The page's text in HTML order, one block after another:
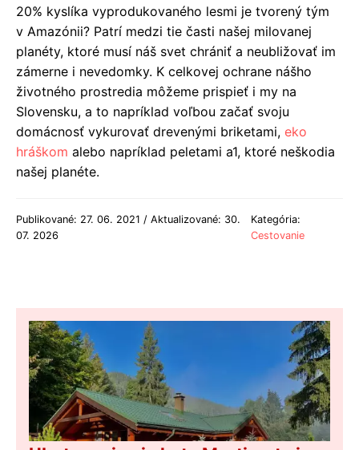
20% kyslíka vyprodukovaného lesmi je tvorený tým
v Amazónii? Patrí medzi tie časti našej milovanej
planéty, ktoré musí náš svet chrániť a neubližovať im
zámerne i nevedomky. K celkovej ochrane nášho
životného prostredia môžeme prispieť i my na
Slovensku, a to napríklad voľbou začať svoju
domácnosť vykurovať drevenými briketami, eko
hráškom alebo napríklad peletami a1, ktoré neškodia
našej planéte.
Publikované: 27. 06. 2021 / Aktualizované: 30.
07. 2026
Kategória:
Cestovanie